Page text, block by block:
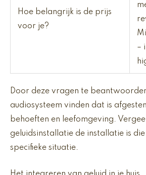
Hoe belangrijk is de prijs
voor je?
–
Door deze vragen te
audiosysteem vinden dat is
behoeften en leefomgeving.
geluidsinstallatie de installatie is
specifieke situatie.